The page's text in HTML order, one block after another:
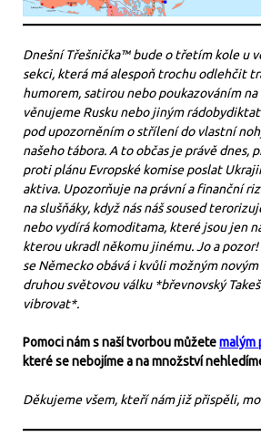
Dnešní Třešnička™ bude o třetím kole u
sekci, která má alespoň trochu odlehčit
humorem, satirou nebo poukazováním
věnujeme Rusku nebo jiným
pod upozorněním o střílení do vlastní
našeho tábora. A to občas je právě dnes,
proti plánu Evropské komise poslat
aktiva. Upozorňuje na právní a finanční
na slušňáky, když nás náš soused
nebo vydírá komoditama, které jsou jen
kterou ukradl někomu jinému. Jo a
se Německo obává i kvůli možným
druhou světovou válku *břevnovský
vibrovat*.
Pomoci nám s naší tvorbou můžetemalým
které se nebojíme a na množství
Děkujeme všem, kteří nám již přispěli,